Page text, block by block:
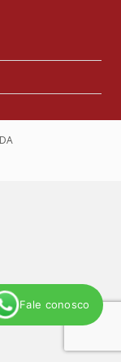
Fale conosco